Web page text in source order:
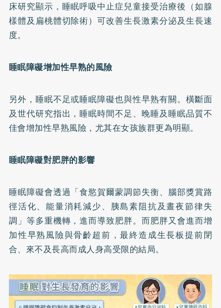
床研究顯示，睡眠呼吸中止症兒童接受治療後（如腺
樣體及扁桃體切除術）可改善生長激素分泌及生長速
度。
睡眠障礙增加性早熟的風險
另外，睡眠不足或睡眠障礙也與性早熟有關。橫斷面
及世代研究指出，睡眠時間不足、晚睡及睡眠品質不
佳會增加性早熟風險，尤其在女孩族群更為明顯。
睡眠障礙對肥胖的影響
睡眠障礙會透過「食慾賀爾蒙調節失衡、腦部獎賞路
徑活化、能量消耗減少、胰島素阻抗及晝夜節律失
調」等多重機轉，進而導致肥胖。而肥胖又會進而增
加性早熟風險與骨齡超前，最終造成生長板提前閉
合、來不及長高而成人身高受限的結局。